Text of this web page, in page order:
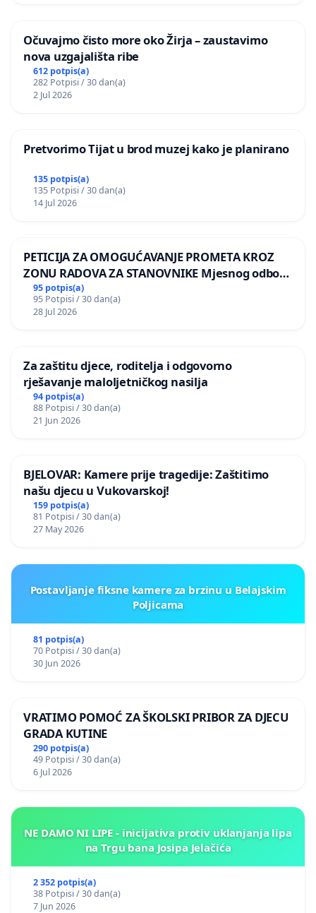
Očuvajmo čisto more oko Žirja – zaustavimo
nova uzgajališta ribe
612 potpis(a)
282 Potpisi / 30 dan(a)
2 Jul 2026
Pretvorimo Tijat u brod muzej kako je planirano
135 potpis(a)
135 Potpisi / 30 dan(a)
14 Jul 2026
PETICIJA ZA OMOGUĆAVANJE PROMETA KROZ
ZONU RADOVA ZA STANOVNIKE Mjesnog odbora
Kamensko i Lemić Brdo
95 potpis(a)
95 Potpisi / 30 dan(a)
28 Jul 2026
Za zaštitu djece, roditelja i odgovorno
rješavanje maloljetničkog nasilja
94 potpis(a)
88 Potpisi / 30 dan(a)
21 Jun 2026
BJELOVAR: Kamere prije tragedije: Zaštitimo
našu djecu u Vukovarskoj!
159 potpis(a)
81 Potpisi / 30 dan(a)
27 May 2026
Postavljanje fiksne kamere za brzinu u Belajskim
Poljicama
81 potpis(a)
70 Potpisi / 30 dan(a)
30 Jun 2026
VRATIMO POMOĆ ZA ŠKOLSKI PRIBOR ZA DJECU
GRADA KUTINE
290 potpis(a)
49 Potpisi / 30 dan(a)
6 Jul 2026
NE DAMO NI LIPE - inicijativa protiv uklanjanja lipa
na Trgu bana Josipa Jelačića
2 352 potpis(a)
38 Potpisi / 30 dan(a)
7 Jun 2026